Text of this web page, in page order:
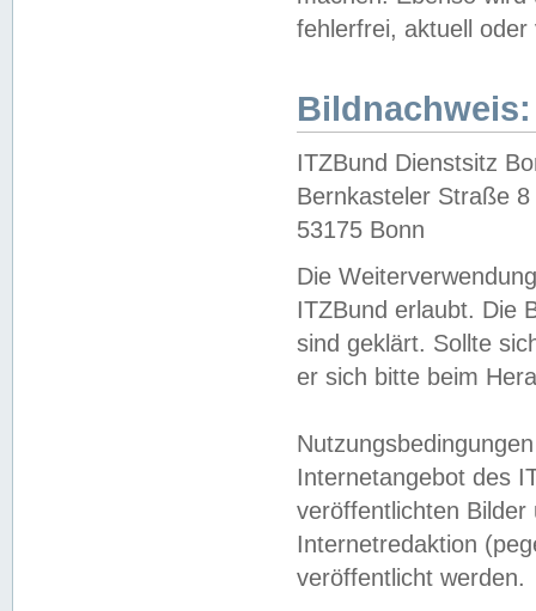
fehlerfrei, aktuell oder
Bildnachweis:
ITZBund Dienstsitz
Bernkasteler Straße 8
53175 Bonn
Die
ITZBund erlaubt. Die
sind geklärt. Sollte
er sich bitte beim
Internetangebot des
veröffentlichten
Internetredaktion
veröffentlicht werden.